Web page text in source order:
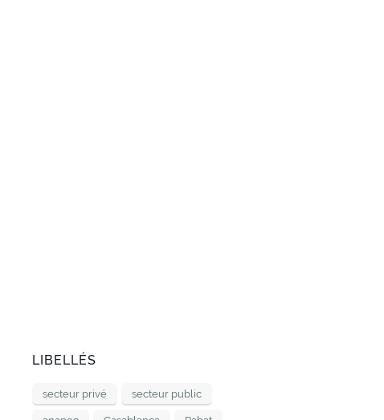
LIBELLÉS
secteur privé secteur public